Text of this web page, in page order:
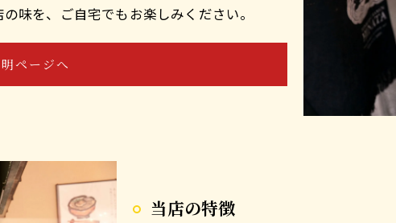
味を、ご自宅でもお楽しみください。
ページへ
当店の特徴